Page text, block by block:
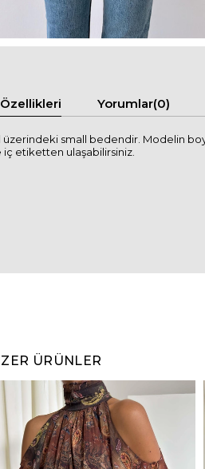
Yorumlar(0)
small bedendir. Modelin
iç etiketten ulaşabilirsiniz.
ÜRÜNLER